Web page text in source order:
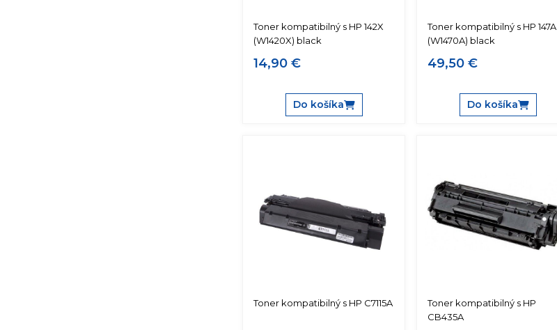
Toner kompatibilný s HP 142X
(W1420X) black
14,90 €
Do košíka
Toner kompatibilný s HP 147A
(W1470A) black
49,50 €
Do košíka
Toner kompatibilný s HP C7115A
Toner kompatibilný s HP
CB435A